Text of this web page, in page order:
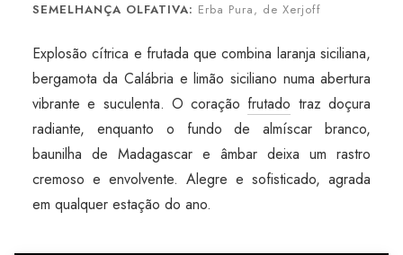
SEMELHANÇA OLFATIVA: Erba Pura, de Xerjoff
Explosão cítrica e frutada que combina laranja siciliana,
bergamota da Calábria e limão siciliano numa abertura
vibrante e suculenta. O coração frutado traz doçura
radiante, enquanto o fundo de almíscar branco,
baunilha de Madagascar e âmbar deixa um rastro
cremoso e envolvente. Alegre e sofisticado, agrada
em qualquer estação do ano.